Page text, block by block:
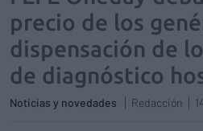
precio de los
dispensación de
de diagnóstico
Noticias y novedades Redacción